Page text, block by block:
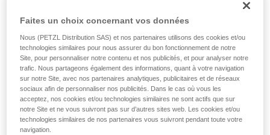
Modèle actuel d'ASAP LOCK :
Faites un choix concernant vos données
Nous (PETZL Distribution SAS) et nos partenaires utilisons des cookies et/ou
technologies similaires pour nous assurer du bon fonctionnement de notre
Site, pour personnaliser notre contenu et nos publicités, et pour analyser notre
trafic. Nous partageons également des informations, quant à votre navigation
sur notre Site, avec nos partenaires analytiques, publicitaires et de réseaux
sociaux afin de personnaliser nos publicités. Dans le cas où vous les
acceptez, nos cookies et/ou technologies similaires ne sont actifs que sur
notre Site et ne vous suivront pas sur d’autres sites web. Les cookies et/ou
technologies similaires de nos partenaires vous suivront pendant toute votre
navigation.